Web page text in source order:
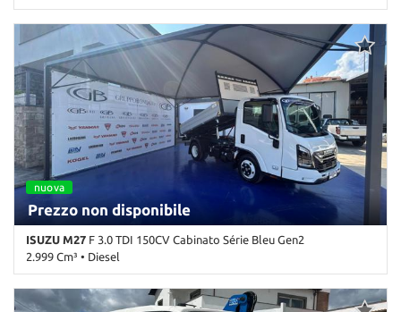
0 Km • Cambio Manuale (6) • Bianco pastello • 2 Porte • ABS •
Airbag • Alzacristalli elettrici • Chiusura centralizzata • Controllo
trazione • ESP • Fendinebbia • Filtro antiparticolato •
Immobilizzatore elettronico • Servosterzo
nuova
Prezzo non disponibile
ISUZU M27 F 3.0 TDI 150CV Cabinato Série Bleu Gen2
2.999 Cm³ • Diesel
0 Km • Cambio Manuale (5) • Bianco pastello • 2 Porte • ABS •
Airbag • Alzacristalli elettrici • Autoradio • Chiusura centralizzata •